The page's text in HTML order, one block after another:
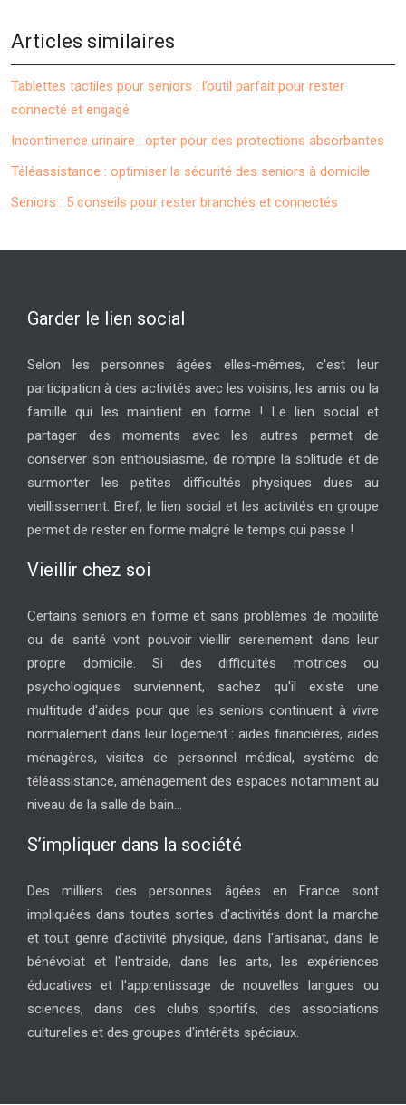
Articles similaires
Tablettes tactiles pour seniors : l’outil parfait pour rester
connecté et engagé
Incontinence urinaire : opter pour des protections absorbantes
Téléassistance : optimiser la sécurité des seniors à domicile
Seniors : 5 conseils pour rester branchés et connectés
Garder le lien social
Selon les personnes âgées elles-mêmes, c'est leur
participation à des activités avec les voisins, les amis ou la
famille qui les maintient en forme ! Le lien social et
partager des moments avec les autres permet de
conserver son enthousiasme, de rompre la solitude et de
surmonter les petites difficultés physiques dues au
vieillissement. Bref, le lien social et les activités en groupe
permet de rester en forme malgré le temps qui passe !
Vieillir chez soi
Certains seniors en forme et sans problèmes de mobilité
ou de santé vont pouvoir vieillir sereinement dans leur
propre domicile. Si des difficultés motrices ou
psychologiques surviennent, sachez qu'il existe une
multitude d'aides pour que les seniors continuent à vivre
normalement dans leur logement : aides financières, aides
ménagères, visites de personnel médical, système de
téléassistance, aménagement des espaces notamment au
niveau de la salle de bain...
S’impliquer dans la société
Des milliers des personnes âgées en France sont
impliquées dans toutes sortes d'activités dont la marche
et tout genre d'activité physique, dans l'artisanat, dans le
bénévolat et l'entraide, dans les arts, les expériences
éducatives et l'apprentissage de nouvelles langues ou
sciences, dans des clubs sportifs, des associations
culturelles et des groupes d'intérêts spéciaux.